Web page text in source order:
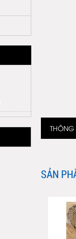
THÔNG
SẢN